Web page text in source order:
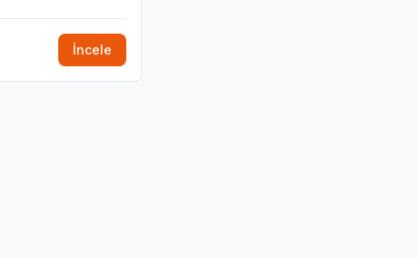
İncele